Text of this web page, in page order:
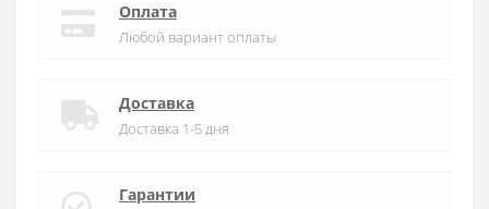
Оплата
Любой вариант оплаты
Доставка
Доставка 1-5 дня
Гарантии